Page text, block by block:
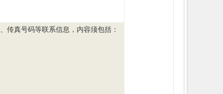
传真号码等联系信息，内容须包括：